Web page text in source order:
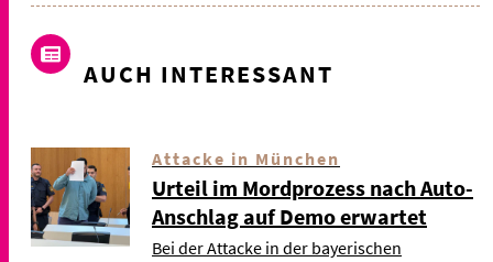
AUCH INTERESSANT
Attacke in München
Urteil im Mordprozess nach Auto-
Anschlag auf Demo erwartet
Bei der Attacke in der bayerischen